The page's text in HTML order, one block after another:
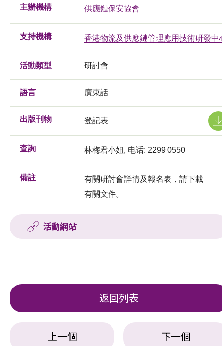
主辦機構 供應鏈保安協會
支持機構 香港物流及供應鏈管理應用技術研發中
活動類型 研討會
語言 廣東話
出版刊物 登記表
查詢 林梅君小姐, 电话: 2299 0550
備註
有關研討會詳情及報名表，請下載
有關文件。
活動網站
返回列表
上一個 下一個